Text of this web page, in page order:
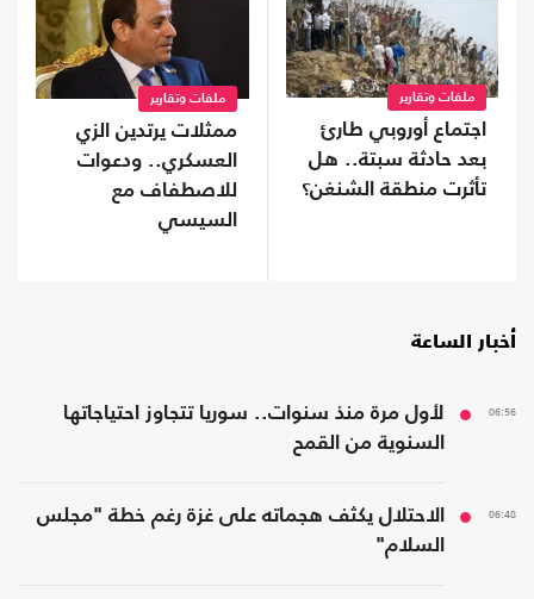
ملفات وتقارير
اجتماع أوروبي طارئ
بعد حادثة سبتة.. هل
تأثرت منطقة الشنغن؟
ملفات وتقارير
ممثلات يرتدين الزي
العسكري.. ودعوات
للاصطفاف مع
السيسي
أخبار الساعة
06:56
لأول مرة منذ سنوات.. سوريا تتجاوز احتياجاتها
السنوية من القمح
06:48
الاحتلال يكثف هجماته على غزة رغم خطة "مجلس
السلام"